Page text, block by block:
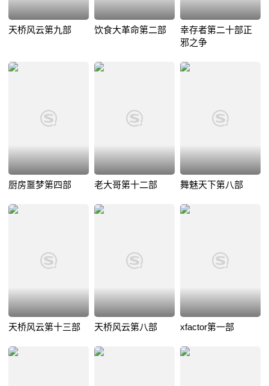
天桥风云第九部 饮食大革命第二部
幸存者第二十部正
邪之争
厨房噩梦第四部 老大哥第十二部 舞魅天下第八部
天桥风云第十三部 天桥风云第八部 xfactor第一部